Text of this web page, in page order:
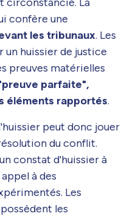
confère une
les tribunaux. Les
huissier de justice
preuves matérielles
parfaite",
éléments rapportés.
peut donc jouer
du conflit.
constat d'huissier à
à des
Les
les